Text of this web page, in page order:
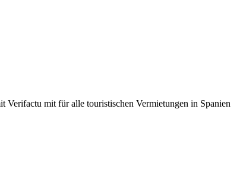
Verifactu mit für alle touristischen Vermietungen in Spanien